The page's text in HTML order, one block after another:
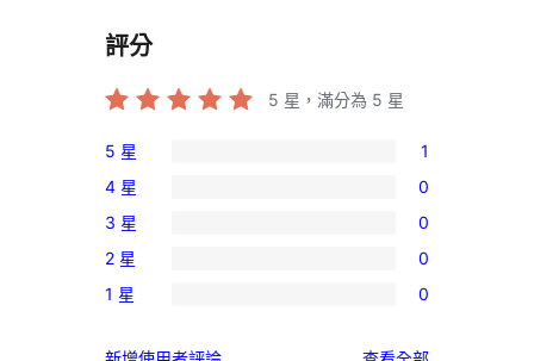
評分
5 星，滿分為 5 星
1
個
5
星
使
者
5 星 1
0
個
4
星
用
4 星 0
0
個
3
3 星 0
0
個
2 星 0
0
1 星 0
使